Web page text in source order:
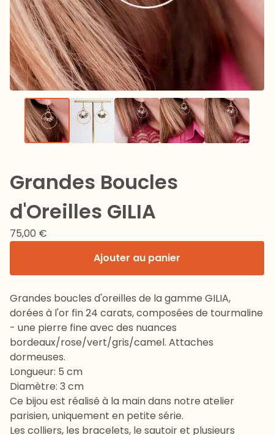
Grandes Boucles
d'Oreilles GILIA
75,00 €
Ajouter au panier
Grandes boucles d'oreilles de la gamme GILIA,
dorées à l'or fin 24 carats, composées de tourmaline
- une pierre fine avec des nuances
bordeaux/rose/vert/gris/camel. Attaches
dormeuses.
Longueur: 5 cm
Diamètre: 3 cm
Ce bijou est réalisé à la main dans notre atelier
parisien, uniquement en petite série.
Les colliers, les bracelets, le sautoir et plusieurs